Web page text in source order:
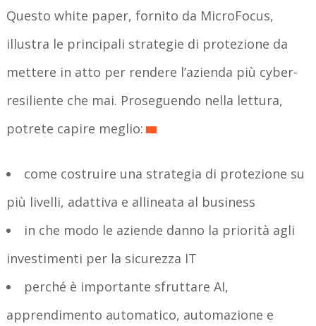
Questo white paper, fornito da MicroFocus,
illustra le principali strategie di protezione da
mettere in atto per rendere l’azienda più cyber-
resiliente che mai. Proseguendo nella lettura,
potrete capire meglio:
come costruire una strategia di protezione su
più livelli, adattiva e allineata al business
in che modo le aziende danno la priorità agli
investimenti per la sicurezza IT
perché è importante sfruttare AI,
apprendimento automatico, automazione e